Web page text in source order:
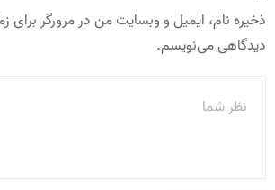
ذخیره نام، ایمیل و وبسایت من در مرورگر برای
دیدگاهی می‌نویسم.